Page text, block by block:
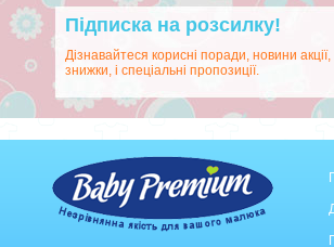
Підписка на розсилку!
Дізнавайтеся корисні поради, новини акції,
знижки, і спеціальні пропозиції.